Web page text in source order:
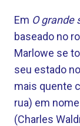
Em O grande
baseado no
Marlowe se
seu estado
mais quente
rua) em
(Charles